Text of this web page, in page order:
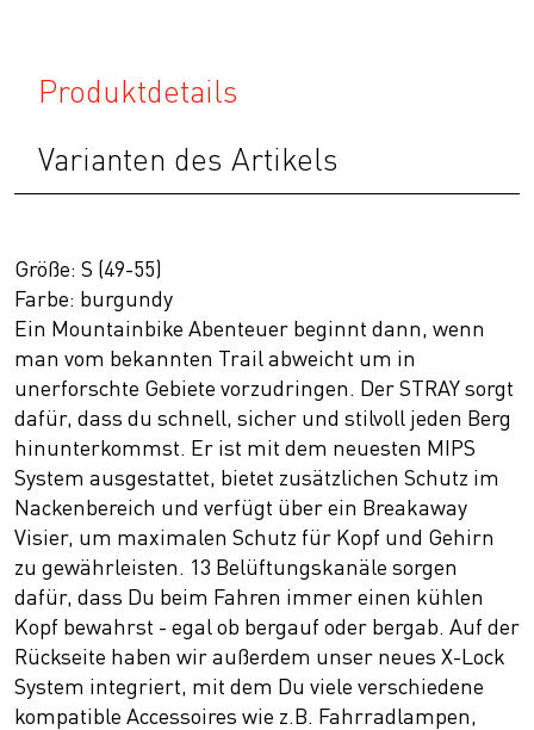
Produktdetails
Varianten des Artikels
Größe: S (49-55)
Farbe: burgundy
Ein Mountainbike Abenteuer beginnt dann, wenn
man vom bekannten Trail abweicht um in
unerforschte Gebiete vorzudringen. Der STRAY sorgt
dafür, dass du schnell, sicher und stilvoll jeden Berg
hinunterkommst. Er ist mit dem neuesten MIPS
System ausgestattet, bietet zusätzlichen Schutz im
Nackenbereich und verfügt über ein Breakaway
Visier, um maximalen Schutz für Kopf und Gehirn
zu gewährleisten. 13 Belüftungskanäle sorgen
dafür, dass Du beim Fahren immer einen kühlen
Kopf bewahrst - egal ob bergauf oder bergab. Auf der
Rückseite haben wir außerdem unser neues X-Lock
System integriert, mit dem Du viele verschiedene
kompatible Accessoires wie z.B. Fahrradlampen,